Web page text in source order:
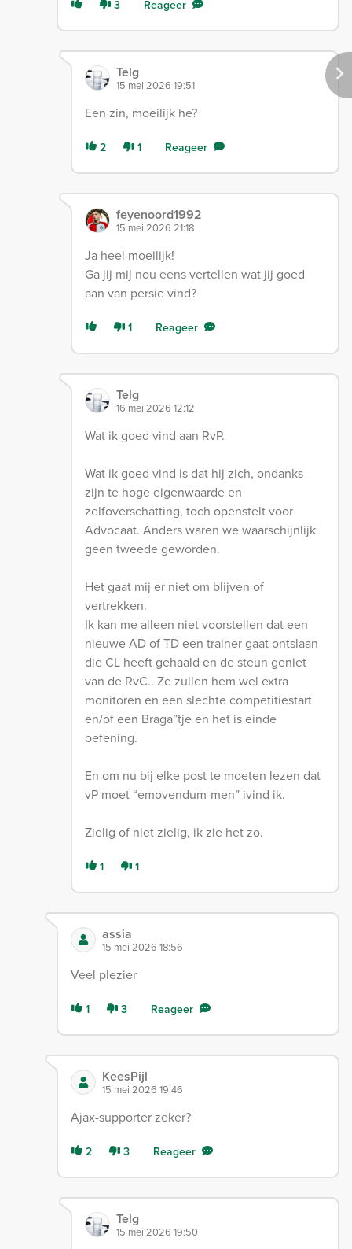
3 Reageer
Telg
15 mei 2026 19:51
Een zin, moeilijk he?
2 1 Reageer
feyenoord1992
15 mei 2026 21:18
Ja heel moeilijk!
Ga jij mij nou eens vertellen wat jij goed
aan van persie vind?
1 Reageer
Telg
16 mei 2026 12:12
Wat ik goed vind aan RvP.
Wat ik goed vind is dat hij zich, ondanks
zijn te hoge eigenwaarde en
zelfoverschatting, toch openstelt voor
Advocaat. Anders waren we waarschijnlijk
geen tweede geworden.
Het gaat mij er niet om blijven of
vertrekken.
Ik kan me alleen niet voorstellen dat een
nieuwe AD of TD een trainer gaat ontslaan
die CL heeft gehaald en de steun geniet
van de RvC.. Ze zullen hem wel extra
monitoren en een slechte competitiestart
en/of een Braga”tje en het is einde
oefening.
En om nu bij elke post te moeten lezen dat
vP moet “emovendum-men” ivind ik.
Zielig of niet zielig, ik zie het zo.
1 1
assia
15 mei 2026 18:56
Veel plezier
1 3 Reageer
KeesPijl
15 mei 2026 19:46
Ajax-supporter zeker?
2 3 Reageer
Telg
15 mei 2026 19:50